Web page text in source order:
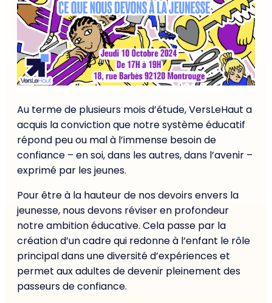
Au terme de plusieurs mois d’étude, VersLeHaut a
acquis la conviction que notre système éducatif
répond peu ou mal à l’immense besoin de
confiance – en soi, dans les autres, dans l’avenir –
exprimé par les jeunes.
Pour être à la hauteur de nos devoirs envers la
jeunesse, nous devons réviser en profondeur
notre ambition éducative. Cela passe par la
création d’un cadre qui redonne à l’enfant le rôle
principal dans une diversité d’expériences et
permet aux adultes de devenir pleinement des
passeurs de confiance.